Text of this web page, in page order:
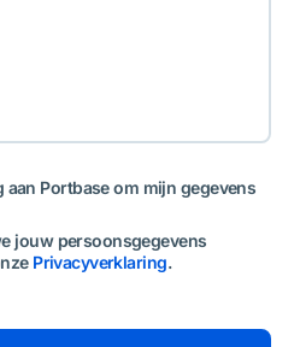
aan Portbase om mijn gegevens
jouw persoonsgegevens
Privacyverklaring.